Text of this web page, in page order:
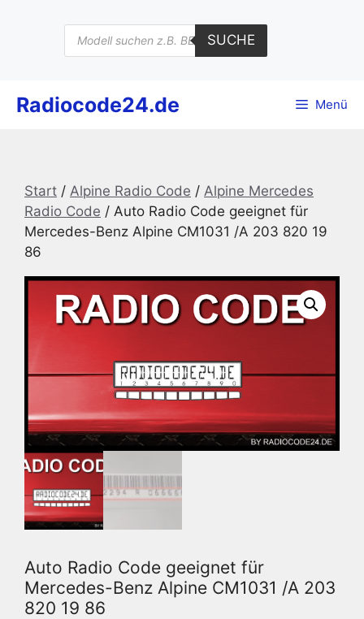
Products
search
SUCHE
Radiocode24.de Menü
Start / Alpine Radio Code / Alpine Mercedes
Radio Code / Auto Radio Code geeignet für
Mercedes-Benz Alpine CM1031 /A 203 820 19
86
Auto Radio Code geeignet für
Mercedes-Benz Alpine CM1031 /A 203
820 19 86